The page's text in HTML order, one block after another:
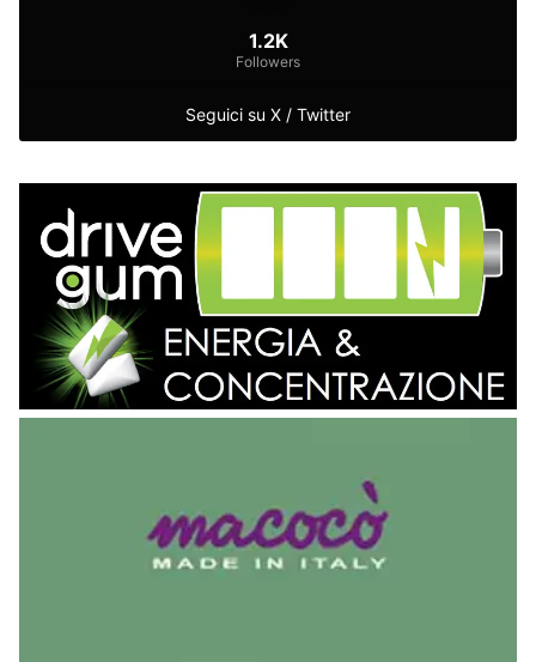
Seguici su X / Twitter
1.2K
Followers